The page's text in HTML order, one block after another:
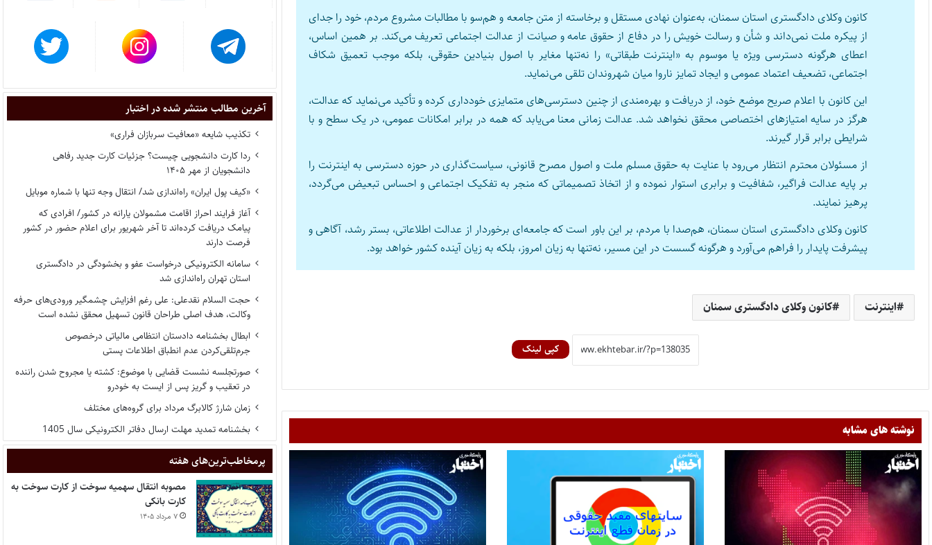
کانون وکلای دادگستری استان سمنان، به‌عنوان نهادی مستقل و برخاسته از متن جامعه و هم‌سو با مطالبات مشروع مردم، خود را جدای
از پیکره ملت نمی‌داند و شأن و رسالت خویش را در دفاع از حقوق عامه و صیانت از عدالت اجتماعی تعریف می‌کند. بر همین اساس،
اعطای هرگونه دسترسی ویژه یا موسوم به «اینترنت طبقاتی» را نه‌تنها مغایر با اصول بنیادین حقوقی، بلکه موجب تعمیق شکاف
اجتماعی، تضعیف اعتماد عمومی و ایجاد تمایز ناروا میان شهروندان تلقی می‌نماید.
این کانون با اعلام صریح موضع خود، از دریافت و بهره‌مندی از چنین دسترسی‌های متمایزی خودداری کرده و تأکید می‌نماید که عدالت،
هرگز در سایه امتیازهای اختصاصی محقق نخواهد شد. عدالت زمانی معنا می‌یابد که همه در برابر امکانات عمومی، در یک سطح و با
شرایطی برابر قرار گیرند.
از مسئولان محترم انتظار می‌رود با عنایت به حقوق مسلم ملت و اصول مصرح قانونی، سیاست‌گذاری در حوزه دسترسی به اینترنت را
بر پایه عدالت فراگیر، شفافیت و برابری استوار نموده و از اتخاذ تصمیماتی که منجر به تفکیک اجتماعی و احساس تبعیض می‌گردد،
پرهیز نمایند.
کانون وکلای دادگستری استان سمنان، هم‌صدا با مردم، بر این باور است که جامعه‌ای برخوردار از عدالت اطلاعاتی، بستر رشد، آگاهی و
پیشرفت پایدار را فراهم می‌آورد و هرگونه گسست در این مسیر، نه‌تنها به زیان امروز، بلکه به زیان آینده کشور خواهد بود.
اینترنت کانون وکلای دادگستری سمنان
کپی لینک
نوشته های مشابه
آخرین مطالب منتشر شده در اختبار
تکذیب شایعه «معافیت سربازان فراری»
ردا کارت دانشجویی چیست؟ جزئیات کارت جدید رفاهی
دانشجویان از مهر ۱۴۰۵
«کیف پول ایران» راه‌اندازی شد/ انتقال وجه تنها با شماره موبایل
آغاز فرایند احراز اقامت مشمولان یارانه در کشور/ افرادی که
پیامک دریافت کرده‌اند تا آخر شهریور برای اعلام حضور در کشور
فرصت دارند
سامانه الکترونیکی درخواست عفو و بخشودگی در دادگستری
استان تهران راه‌اندازی شد
حجت السلام نقدعلی: علی رغم افزایش چشمگیر ورودی‌های حرفه
وکالت، هدف اصلی طراحان قانون تسهیل محقق نشده است
ابطال بخشنامه دادستان انتظامی مالیاتی درخصوص
جرم‌تلقی‌کردن عدم انطباق اطلاعات پستی
صورتجلسه نشست قضایی با موضوع: کشته یا مجروح شدن راننده
در تعقیب و گریز پس از ایست به خودرو
زمان شارژ کالابرگ مرداد برای گروه‌های مختلف
بخشنامه تمدید مهلت ارسال دفاتر الکترونیکی سال 1405
پر‌مخاطب‌ترین‌های هفته
مصوبه انتقال سهمیه سوخت از کارت سوخت به
کارت بانکی
۷ مرداد ۱۴۰۵